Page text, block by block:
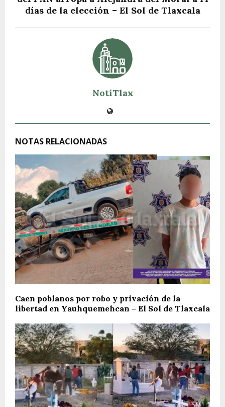
días de la elección – El Sol de Tlaxcala
NotiTlax
NOTAS RELACIONADAS
Caen poblanos por robo y privación de la
libertad en Yauhquemehcan – El Sol de Tlaxcala